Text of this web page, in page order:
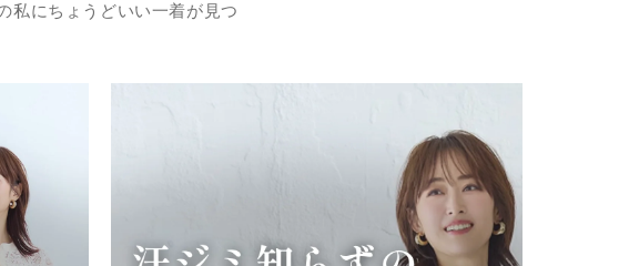
私にちょうどいい一着が見つ